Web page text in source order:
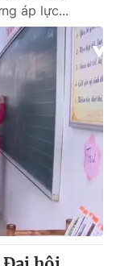
áp lực...